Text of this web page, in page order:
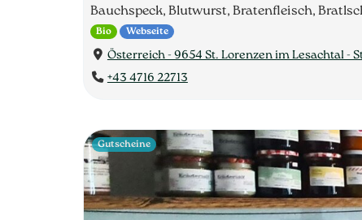
Bauchspeck, Blutwurst, Bratenfleisch,
Bio Webseite
Österreich - 9654 St. Lorenzen im Lesachtal -
+43 4716 22713
Gutscheine